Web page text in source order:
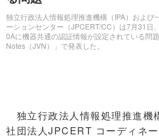
独立行政法人情報処理推進機構（IPA）および
ーションセンター（JPCERT/CC）は7月31日
0Aに機器共通の認証情報が設定されている問
Notes（JVN）」で発表した。
独立行政法人情報処理推進機
社団法人JPCERT コーディネ